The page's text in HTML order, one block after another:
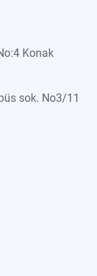
Konak
sok. No3/11